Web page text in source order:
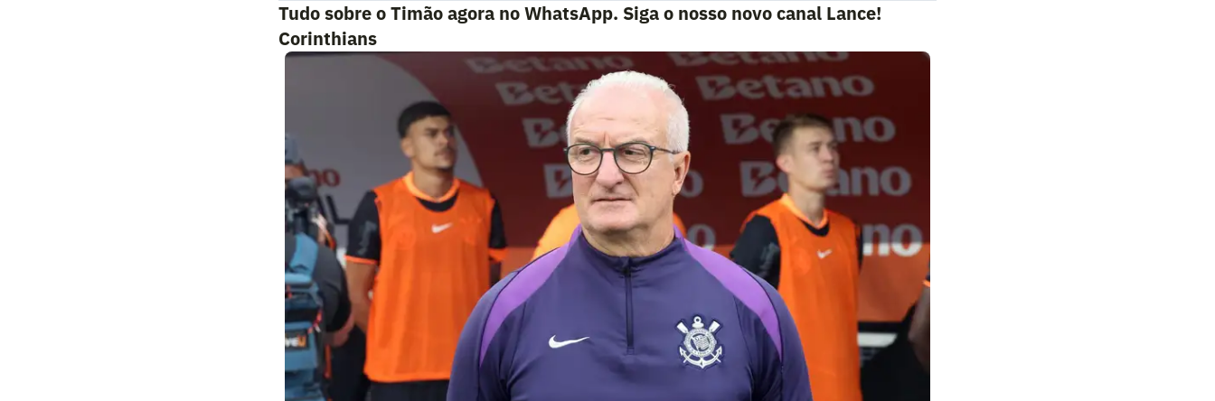
Tudo sobre o Timão agora no WhatsApp. Siga o nosso novo canal Lance!
Corinthians